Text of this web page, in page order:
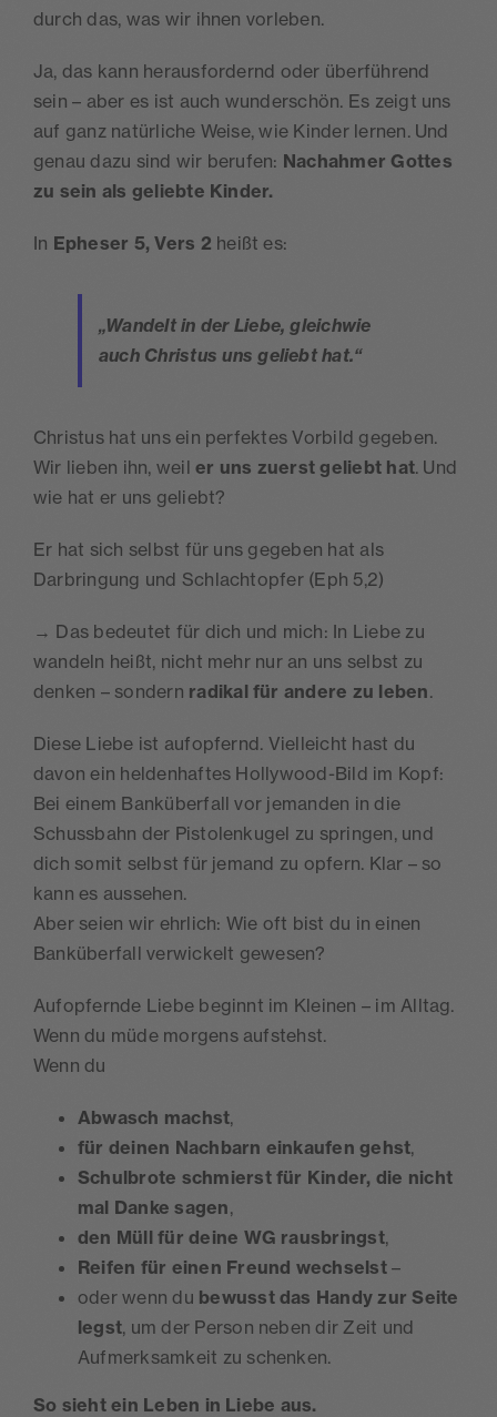
durch das, was wir ihnen vorleben.
Ja, das kann herausfordernd oder überführend
sein – aber es ist auch wunderschön. Es zeigt uns
auf ganz natürliche Weise, wie Kinder lernen. Und
genau dazu sind wir berufen: Nachahmer Gottes
zu sein als geliebte Kinder.
In Epheser 5, Vers 2 heißt es:
„Wandelt in der Liebe, gleichwie
auch Christus uns geliebt hat.“
Christus hat uns ein perfektes Vorbild gegeben.
Wir lieben ihn, weiler uns zuerst geliebt hat. Und
wie hat er uns geliebt?
Er hat sich selbst für uns gegeben hat als
Darbringung und Schlachtopfer (Eph 5,2)
→ Das bedeutet für dich und mich: In Liebe zu
wandeln heißt, nicht mehr nur an uns selbst zu
denken – sondern radikal für andere zu leben.
Diese Liebe ist aufopfernd. Vielleicht hast du
davon ein heldenhaftes Hollywood-Bild im Kopf:
Bei einem Banküberfall vor jemanden in die
Schussbahn der Pistolenkugel zu springen, und
dich somit selbst für jemand zu opfern. Klar – so
kann es aussehen.
Aber seien wir ehrlich: Wie oft bist du in einen
Banküberfall verwickelt gewesen?
Aufopfernde Liebe beginnt im Kleinen – im Alltag.
Wenn du müde morgens aufstehst.
Wenn du
Abwasch machst,
für deinen Nachbarn einkaufen gehst,
Schulbrote schmierst für Kinder, die nicht
mal Danke sagen,
den Müll für deine WG rausbringst,
Reifen für einen Freund wechselst–
oder wenn du bewusst das Handy zur Seite
legst, um der Person neben dir Zeit und
Aufmerksamkeit zu schenken.
So sieht ein Leben in Liebe aus.